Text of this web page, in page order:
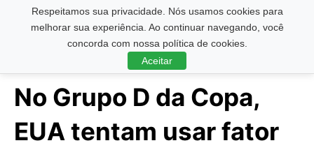
Respeitamos sua privacidade. Nós usamos cookies para
melhorar sua experiência. Ao continuar navegando, você
concorda com nossa política de cookies.
Aceitar
Pesquisar ...
No Grupo D da Copa,
EUA tentam usar fator